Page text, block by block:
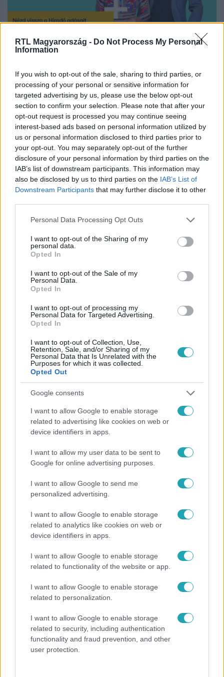
RTL Magyarország - Do Not Process My Personal
Information
If you wish to opt-out of the sale, sharing to third parties, or
processing of your personal or sensitive information for
targeted advertising by us, please use the below opt-out
section to confirm your selection. Please note that after your
opt-out request is processed you may continue seeing
interest-based ads based on personal information utilized by
us or personal information disclosed to third parties prior to
your opt-out. You may separately opt-out of the further
disclosure of your personal information by third parties on the
IAB’s list of downstream participants. This information may
also be disclosed by us to third parties on the IAB’s List of
Downstream Participants that may further disclose it to other
Please note that this website/app uses one or more Google
not limited to your visit or usage behaviour. You may click to
grant or deny consent to Google and its third-party tags to
use your data for below specified purposes in below Google
consent section.
Personal Data Processing Opt Outs
I want to opt-out of the Sharing of my
personal data.
Opted In
I want to opt-out of the Sale of my
Personal Data.
Opted In
I want to opt-out of processing my
Personal Data for Targeted Advertising.
Opted In
I want to opt-out of Collection, Use,
Retention, Sale, and/or Sharing of my
Personal Data that Is Unrelated with the
Purposes for which it was collected.
Opted Out
Google consents
I want to allow Google to enable storage
related to advertising like cookies on web or
device identifiers in apps.
I want to allow my user data to be sent to
Google for online advertising purposes.
I want to allow Google to send me
personalized advertising.
I want to allow Google to enable storage
related to analytics like cookies on web or
device identifiers in apps.
I want to allow Google to enable storage
related to functionality of the website or app.
I want to allow Google to enable storage
related to personalization.
I want to allow Google to enable storage
related to security, including authentication
functionality and fraud prevention, and other
user protection.
Nézd vissza a Híradó adásait az RTL+ felületén!
Itt állítsd be, hogy az RTL.hu az elsők között
legyen a Google-találatokban!
Facebookon is!
Követem
HÍRADÓ #VIDEÓ #ADÁSRÉSZLETEK
ARANYHÍD GYERMEKOTTHON #BECKER ZITA
SÉRELEMDÍJ
GYERMEKBÁNTALMAZÁS
Népszerű
Exek csatája
47-szer szakítottak, többször elküldte otthonról
feleségét, Joe-nak mégis fáj a különélés